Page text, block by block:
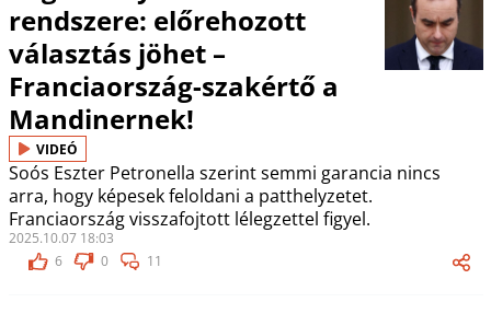
rendszere: előrehozott
választás jöhet –
Franciaország-szakértő a
Mandinernek!
VIDEÓ
Soós Eszter Petronella szerint semmi garancia nincs
arra, hogy képesek feloldani a patthelyzetet.
Franciaország visszafojtott lélegzettel figyel.
2025.10.07 18:03
6
0 11